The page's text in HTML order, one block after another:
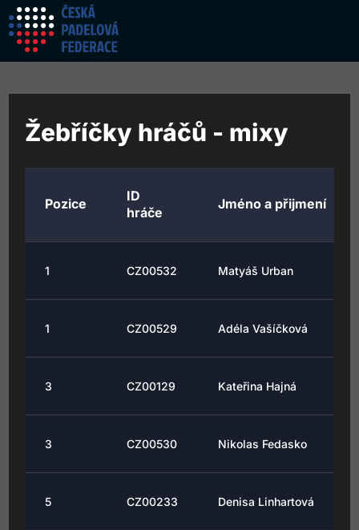
Žebříčky hráčů - mixy
Pozice
ID
hráče
Jméno a přijmení
1 CZ00532 Matyáš Urban
1 CZ00529 Adéla Vašíčková
3 CZ00129 Kateřina Hajná
3 CZ00530 Nikolas Fedasko
5 CZ00233 Denisa Linhartová